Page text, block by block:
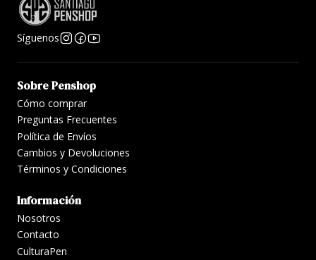
Síguenos
Sobre Penshop
Cómo comprar
Preguntas Frecuentes
Política de Envíos
Cambios y Devoluciones
Términos y Condiciones
Información
Nosotros
Contacto
CulturaPen